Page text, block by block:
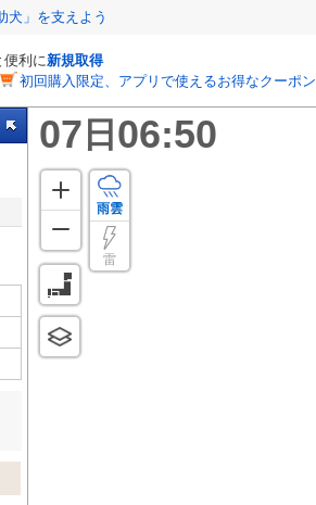
犬」を支えよう
便利に新規取得
初回購入限定、アプリで使えるお得なクーポン
雨雲
雷
07 日 06:50